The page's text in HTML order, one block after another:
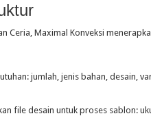
Ceria, Maximal Konveksi
jumlah, jenis bahan, desain,
file desain untuk proses sablon: